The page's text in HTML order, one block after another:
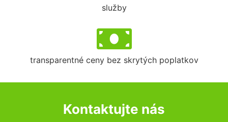
služby
transparentné ceny bez skrytých poplatkov
Kontaktujte nás